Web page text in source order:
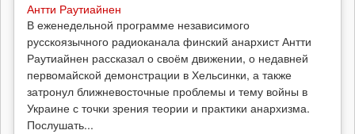
Антти Раутиайнен
В еженедельной программе независимого
русскоязычного радиоканала финский анархист Антти
Раутиайнен рассказал о своём движении, о недавней
первомайской демонстрации в Хельсинки, а также
затронул ближневосточные проблемы и тему войны в
Украине с точки зрения теории и практики анархизма.
Послушать...